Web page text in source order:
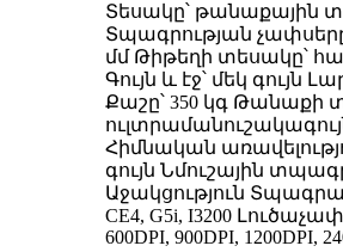
Տեսակը՝ թանաքային
Տպագրության
մմ Թիթեղի տեսակը՝
Գույն և էջ՝ մեկ գույն
Քաշը՝ 350 կգ Թանաքի
Հիմնական
գույն Նմուշային
Աջակցություն
CE4, G5i, I3200
600DPI, 900DPI, 1200DPI,